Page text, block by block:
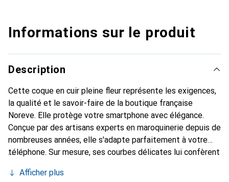
Informations sur le produit
Description
Cette coque en cuir pleine fleur représente les exigences,
la qualité et le savoir-faire de la boutique française
Noreve. Elle protège votre smartphone avec élégance.
Conçue par des artisans experts en maroquinerie depuis de
nombreuses années, elle s'adapte parfaitement à votre
téléphone. Sur mesure, ses courbes délicates lui confèrent
et indispensable pour votre smartphone. Reconnaître
Afficher plus